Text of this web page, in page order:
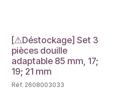
Déstockage
[⚠Déstockage] Set 3
pièces douille
adaptable 85 mm, 17;
19; 21 mm
Réf. 2608003033